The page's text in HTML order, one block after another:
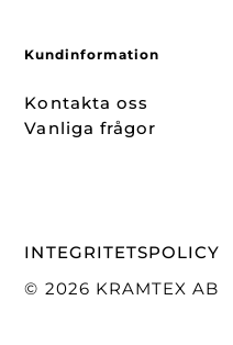
Kundinformation
Kontakta oss
Vanliga frågor
INTEGRITETSPOLICY
© 2026 KRAMTEX AB